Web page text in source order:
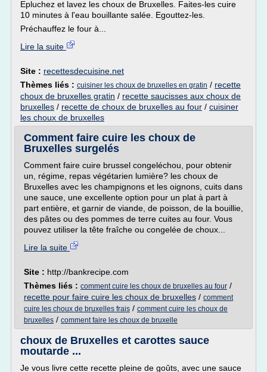
Epluchez et lavez les choux de Bruxelles. Faites-les cuire
10 minutes à l'eau bouillante salée. Egouttez-les.
Préchauffez le four à...
Lire la suite
Site : recettesdecuisine.net
Thèmes liés : cuisiner les choux de bruxelles en gratin / recette
choux de bruxelles gratin / recette saucisses aux choux de
bruxelles / recette de choux de bruxelles au four / cuisiner
les choux de bruxelles
Comment faire cuire les choux de
Bruxelles surgelés
Comment faire cuire brussel congeléchou, pour obtenir
un, régime, repas végétarien lumière? les choux de
Bruxelles avec les champignons et les oignons, cuits dans
une sauce, une excellente option pour un plat à part à
part entière, et garnir de viande, de poisson, de la bouillie,
des pâtes ou des pommes de terre cuites au four. Vous
pouvez utiliser la tête fraîche ou congelée de choux...
Lire la suite
Site : http://bankrecipe.com
Thèmes liés : comment cuire les choux de bruxelles au four /
recette pour faire cuire les choux de bruxelles / comment
cuire les choux de bruxelles frais / comment cuire les choux de
bruxelles / comment faire les choux de bruxelle
choux de Bruxelles et carottes sauce
moutarde ...
Je vous livre cette recette pleine de goûts, avec une sauce